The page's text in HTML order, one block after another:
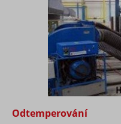
Odtemperování